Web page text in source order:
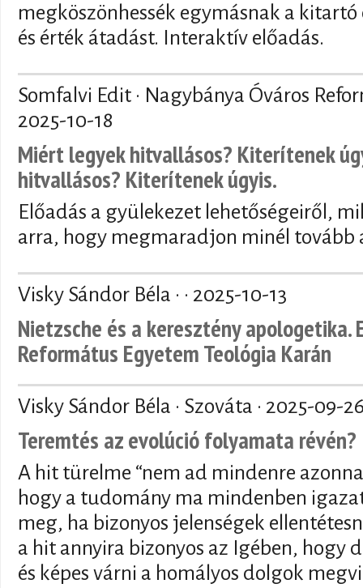
megköszönhessék egymásnak a
és érték átadást. Interaktív előadás.
Somfalvi Edit · Nagybánya Óváros
2025-10-18
Miért legyek hitvallásos? Kiterítenek
hitvallásos? Kiterítenek úgyis.
Előadás a gyülekezet lehetőségeiről,
arra, hogy megmaradjon minél tovább
Visky Sándor Béla · · 2025-10-13
Nietzsche és a keresztény apologetika.
Református Egyetem Teológia Karán
Visky Sándor Béla · Szováta · 2025-09-
Teremtés az evolúció folyamata révén?
A hit türelme “nem ad mindenre
hogy a tudomány ma mindenben
meg, ha bizonyos jelenségek
a hit annyira bizonyos az Igében, hogy
és képes várni a homályos dolgok